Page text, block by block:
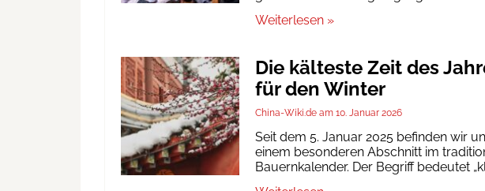
Weiterlesen »
Die kälteste Zeit des
für den Winter
China-Wiki.de 10. Januar 2026
Seit dem 5. Januar 2025 befinden wir
einem besonderen Abschnitt im
Bauernkalender. Der Begriff bedeutet